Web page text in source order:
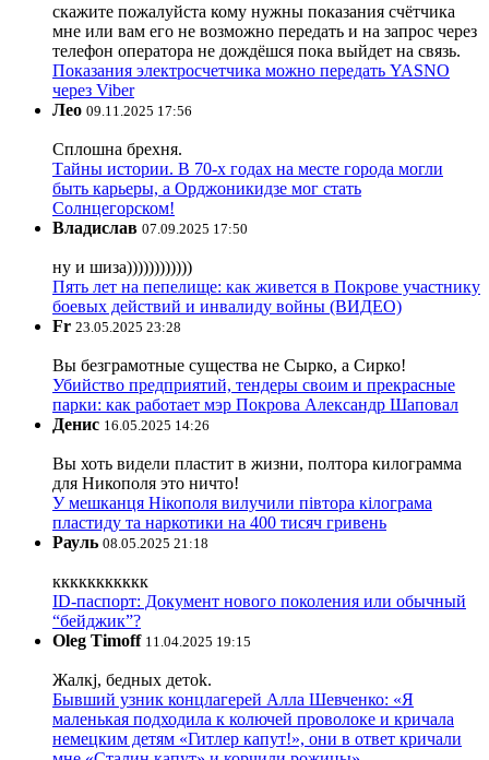
скажите пожалуйста кому нужны показания счётчика
мне или вам его не возможно передать и на запрос через
телефон оператора не дождёшся пока выйдет на связь.
Показания электросчетчика можно передать YASNO
через Viber
Лео 09.11.2025 17:56
Сплошна брехня.
Тайны истории. В 70-х годах на месте города могли
быть карьеры, а Орджоникидзе мог стать
Солнцегорском!
Владислав 07.09.2025 17:50
ну и шиза))))))))))))
Пять лет на пепелище: как живется в Покрове участнику
боевых действий и инвалиду войны (ВИДЕО)
Fr 23.05.2025 23:28
Вы безграмотные существа не Сырко, а Сирко!
Убийство предприятий, тендеры своим и прекрасные
парки: как работает мэр Покрова Александр Шаповал
Денис 16.05.2025 14:26
Вы хоть видели пластит в жизни, полтора килограмма
для Никополя это ничто!
У мешканця Нікополя вилучили півтора кілограма
пластиду та наркотики на 400 тисяч гривень
Рауль 08.05.2025 21:18
ккккккккккк
ID-паспорт: Документ нового поколения или обычный
“бейджик”?
Oleg Timoff 11.04.2025 19:15
Жалкj, бедных детok.
Бывший узник концлагерей Алла Шевченко: «Я
маленькая подходила к колючей проволоке и кричала
немецким детям «Гитлер капут!», они в ответ кричали